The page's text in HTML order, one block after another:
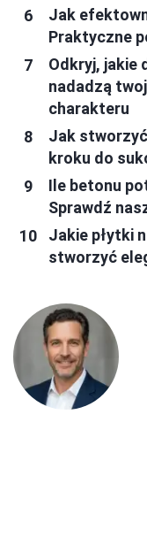
Jak
Praktyczne
Odkryj, jakie
nadadzą
charakteru
Jak
kroku do
Ile betonu
Sprawdź
Jakie płytki
stworzyć